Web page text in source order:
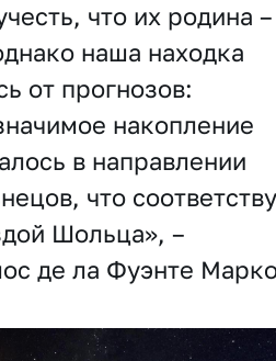
что их родина –
наша находка
от прогнозов:
накопление
в направлении
что
Шольца», –
де ла Фуэнте